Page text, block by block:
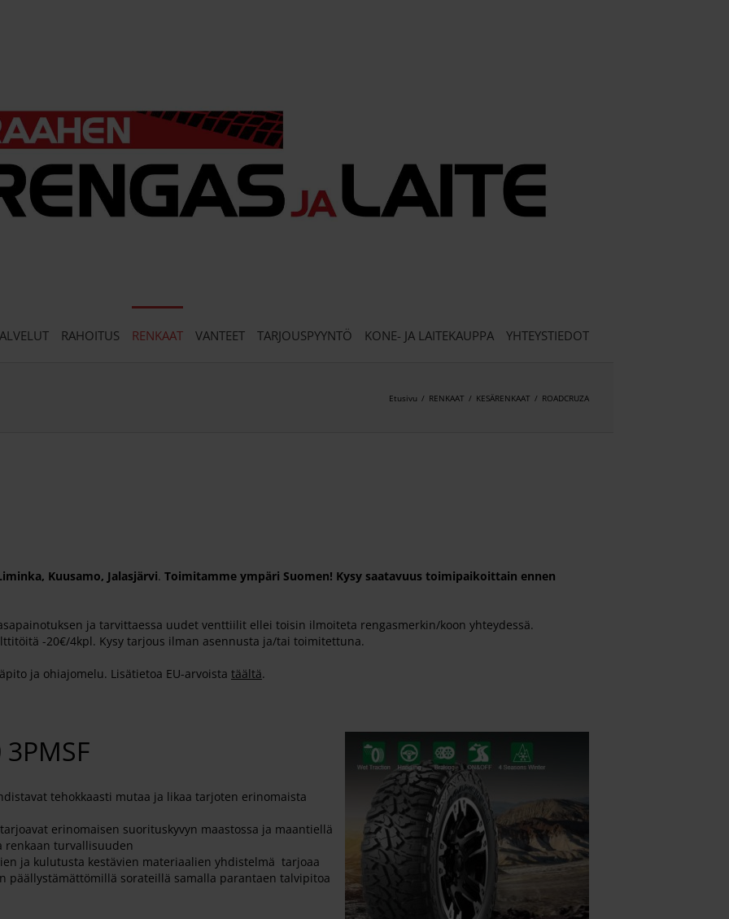
RAHOITUS RENKAAT VANTEET TARJOUSPYYNTÖ KONE- JA LAITEKAUPPA YHTEYSTIEDOT
Etusivu / RENKAAT / KESÄRENKAAT / ROADCRUZA
Kuusamo, Jalasjärvi. Toimitamme ympäri Suomen! Kysy saatavuus toimipaikoittain ennen
ja tarvittaessa uudet venttiilit ellei toisin ilmoiteta rengasmerkin/koon yhteydessä.
-20€/4kpl. Kysy tarjous ilman asennusta ja/tai toimitettuna.
ja ohiajomelu. Lisätietoa EU-arvoista täältä.
tehokkaasti mutaa ja likaa tarjoten erinomaista
erinomaisen suorituskyvyn maastossa ja maantiellä
renkaan turvallisuuden
ja kulutusta kestävien materiaalien yhdistelmä tarjoaa
päällystämättömillä sorateillä samalla parantaen talvipitoa